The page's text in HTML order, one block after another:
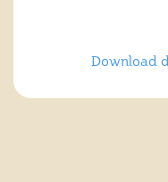
Download